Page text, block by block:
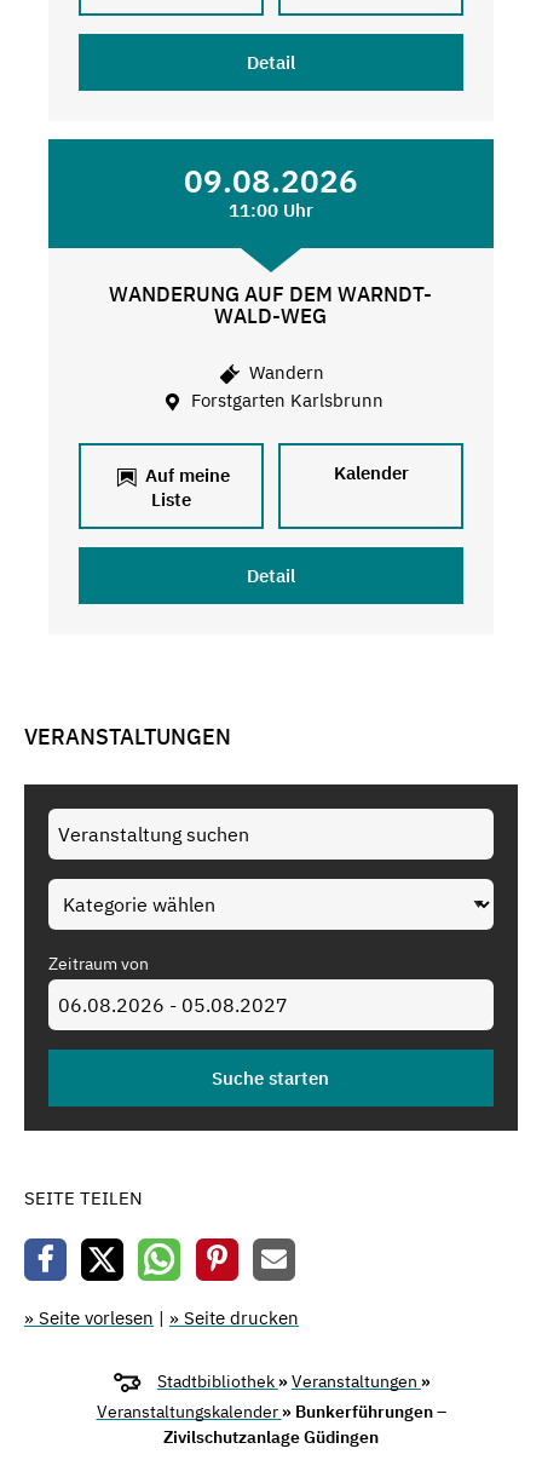
Detail
09.08.2026
11:00 Uhr
WANDERUNG AUF DEM WARNDT-
WALD-WEG
Wandern
Forstgarten Karlsbrunn
Auf meine
Liste
Kalender
Detail
VERANSTALTUNGEN
Zeitraum von
SEITE TEILEN
» Seite vorlesen | » Seite drucken
Stadtbibliothek »Veranstaltungen »
Veranstaltungskalender » Bunkerführungen –
Zivilschutzanlage Güdingen